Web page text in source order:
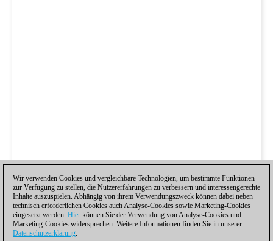
Wir verwenden Cookies und vergleichbare Technologien, um bestimmte Funktionen
zur Verfügung zu stellen, die Nutzererfahrungen zu verbessern und interessengerechte
Inhalte auszuspielen. Abhängig von ihrem Verwendungszweck können dabei neben
technisch erforderlichen Cookies auch Analyse-Cookies sowie Marketing-Cookies
eingesetzt werden. Hier können Sie der Verwendung von Analyse-Cookies und
Marketing-Cookies widersprechen. Weitere Informationen finden Sie in unserer
Datenschutzerklärung.